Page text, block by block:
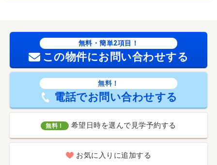
無料・簡単2項目！
この物件にお問い合わせする
無料！
電話でお問い合わせする
無料！ 希望日時を選んで見学予約する
お気に入りに追加する